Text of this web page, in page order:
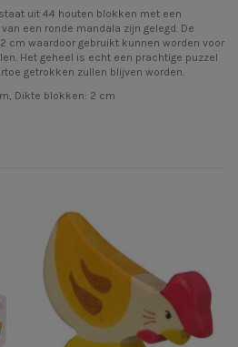
uit 44 houten blokken met een
een ronde mandala zijn gelegd. De
cm waardoor gebruikt kunnen worden voor
Het geheel is echt een prachtige puzzel
getrokken zullen blijven worden.
Dikte blokken: 2 cm